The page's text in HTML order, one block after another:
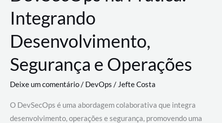
Integrando
Desenvolvimento,
Segurança e Operações
Deixe um comentário/ DevOps /Jefte Costa
O DevSecOps é uma abordagem colaborativa que integra
desenvolvimento, operações e segurança, promovendo uma